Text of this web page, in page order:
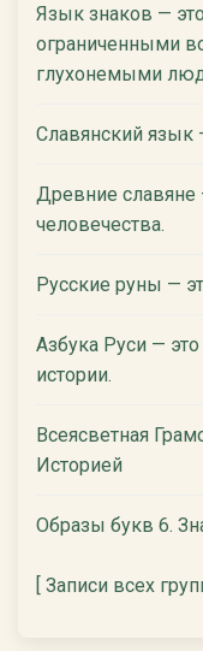
Язык знаков —
ограниченными
глухонемыми
Славянский язык
Древние славяне
человечества.
Русские руны —
Азбука Руси —
истории.
Всеясветная
Историей
Образы букв 6.
[ Записи всех